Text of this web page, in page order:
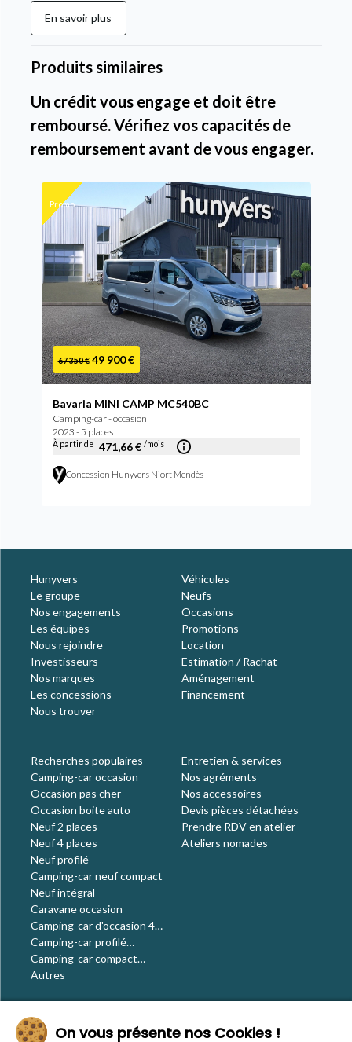
En savoir plus
Produits similaires
Un crédit vous engage et doit être
remboursé. Vérifiez vos capacités de
remboursement avant de vous engager.
Promo
67 350 € 49 900 €
Bavaria MINI CAMP MC540BC
Camping-car - occasion
2023 - 5 places
À partir de 471,66 € /mois
Concession Hunyvers Niort Mendès
Hunyvers
Le groupe
Nos engagements
Les équipes
Nous rejoindre
Investisseurs
Nos marques
Les concessions
Nous trouver
Véhicules
Neufs
Occasions
Promotions
Location
Estimation / Rachat
Aménagement
Financement
Recherches populaires
Camping-car occasion
Occasion pas cher
Occasion boite auto
Neuf 2 places
Neuf 4 places
Neuf profilé
Camping-car neuf compact
Neuf intégral
Caravane occasion
Camping-car d'occasion 4
places
Camping-car profilé
occasion
Camping-car compact
occasion
Autres
Entretien & services
Nos agréments
Nos accessoires
Devis pièces détachées
Prendre RDV en atelier
Ateliers nomades
Le blogOn vous présente nos Cookies !